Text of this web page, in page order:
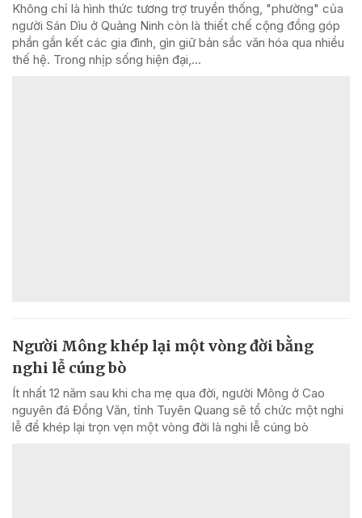
Không chỉ là hình thức tương trợ truyền thống, "phường" của
người Sán Dìu ở Quảng Ninh còn là thiết chế cộng đồng góp
phần gắn kết các gia đình, gìn giữ bản sắc văn hóa qua nhiều
thế hệ. Trong nhịp sống hiện đại,...
Người Mông khép lại một vòng đời bằng
nghi lễ cúng bò
Ít nhất 12 năm sau khi cha mẹ qua đời, người Mông ở Cao
nguyên đá Đồng Văn, tỉnh Tuyên Quang sẽ tổ chức một nghi
lễ để khép lại trọn vẹn một vòng đời là nghi lễ cúng bò